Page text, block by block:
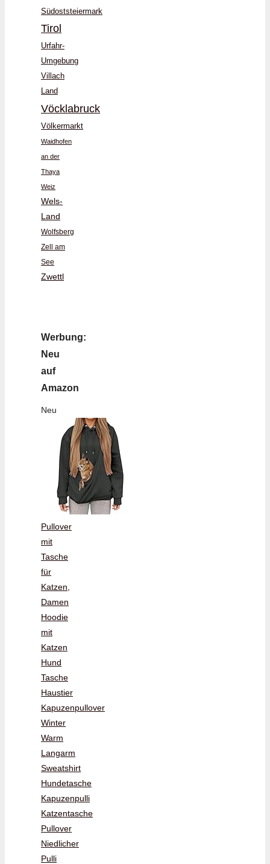
Südoststeiermark
Tirol
Urfahr-
Umgebung
Villach
Land
Vöcklabruck
Völkermarkt
Waidhofen
an der
Thaya
Weiz
Wels-
Land
Wolfsberg
Zell am
See
Zwettl
Werbung:
Neu
auf
Amazon
Neu
Pullover
mit
Tasche
für
Katzen,
Damen
Hoodie
mit
Katzen
Hund
Tasche
Haustier
Kapuzenpullover
Winter
Warm
Langarm
Sweatshirt
Hundetasche
Kapuzenpulli
Katzentasche
Pullover
Niedlicher
Pulli